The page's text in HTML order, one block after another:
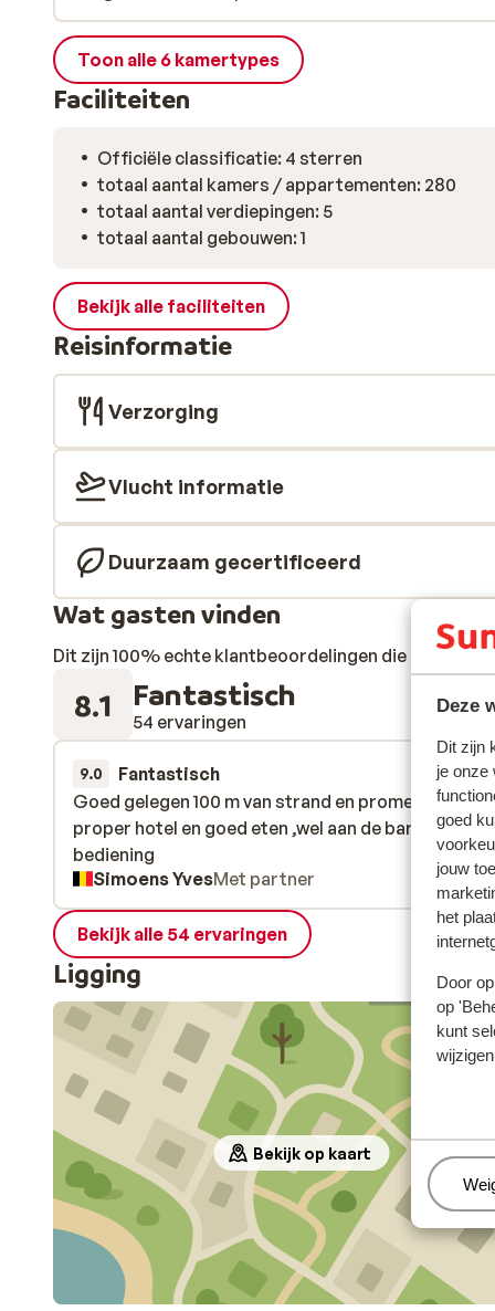
Deze
Dit zijn
je onze
goed
jouw
het
Door
op
kunt
Toon alle 6 kamertypes
Faciliteiten
Officiële classificatie: 4 sterren
totaal aantal kamers / appartementen: 280
totaal aantal verdiepingen: 5
totaal aantal gebouwen: 1
Bekijk alle faciliteiten
Reisinformatie
Verzorging
Vlucht informatie
Duurzaam gecertificeerd
Wat gasten vinden
Dit zijn 100% echte klantbeoordelingen die hun
8.1 Fantastisch
54 ervaringen
9.0 Fantastisch
20 jun.
Goed gelegen 100 m van strand en promenade.
proper hotel en goed eten ,wel aan de bar zeer
bediening
Goed gelegen 100 m van strand en promenade.
proper hotel en goed eten ,wel aan de bar zeer
bediening
Simoens YvesMet partner
Bekijk alle 54 ervaringen
Ligging
Bekijk op kaart